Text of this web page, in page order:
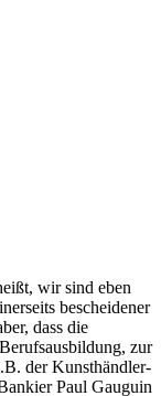
wir sind eben
bescheidener
dass die
zur
der Kunsthändler‐
Paul Gauguin